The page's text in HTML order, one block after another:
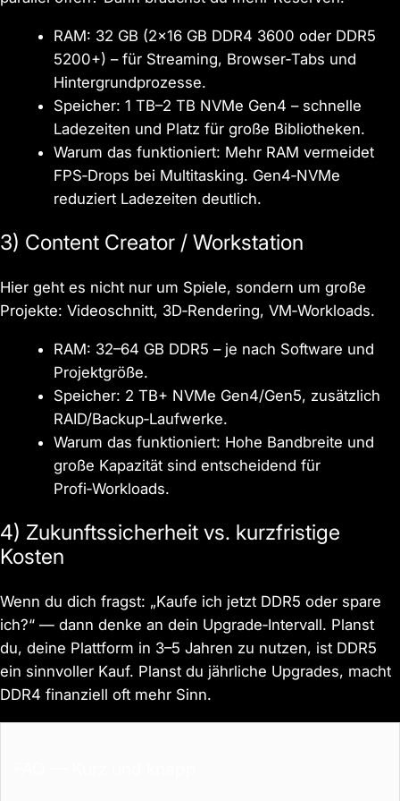
RAM: 32 GB (2×16 GB DDR4 3600 oder DDR5
5200+) – für Streaming, Browser‑Tabs und
Hintergrundprozesse.
Speicher: 1 TB–2 TB NVMe Gen4 – schnelle
Ladezeiten und Platz für große Bibliotheken.
Warum das funktioniert: Mehr RAM vermeidet
FPS‑Drops bei Multitasking. Gen4‑NVMe
reduziert Ladezeiten deutlich.
3) Content Creator / Workstation
Hier geht es nicht nur um Spiele, sondern um große
Projekte: Videoschnitt, 3D‑Rendering, VM‑Workloads.
RAM: 32–64 GB DDR5 – je nach Software und
Projektgröße.
Speicher: 2 TB+ NVMe Gen4/Gen5, zusätzlich
RAID/Backup‑Laufwerke.
Warum das funktioniert: Hohe Bandbreite und
große Kapazität sind entscheidend für
Profi‑Workloads.
4) Zukunftssicherheit vs. kurzfristige
Kosten
Wenn du dich fragst: „Kaufe ich jetzt DDR5 oder spare
ich?“ — dann denke an dein Upgrade‑Intervall. Planst
du, deine Plattform in 3–5 Jahren zu nutzen, ist DDR5
ein sinnvoller Kauf. Planst du jährliche Upgrades, macht
DDR4 finanziell oft mehr Sinn.